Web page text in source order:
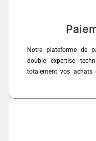
Notre plateforme de
double expertise
totalement vos achats